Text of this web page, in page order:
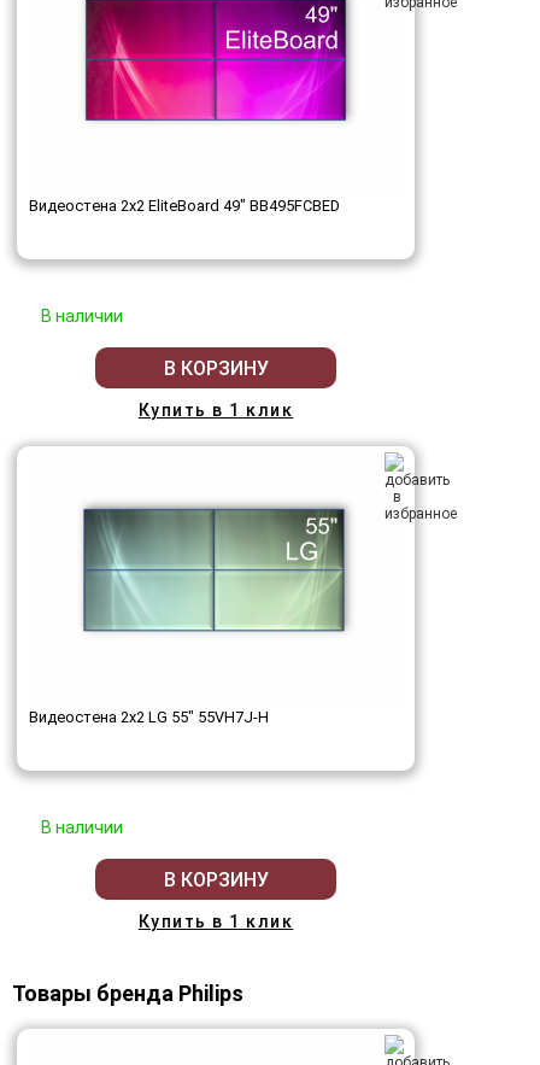
Видеостена 2x2 EliteBoard 49" BB495FCBED
В наличии
В КОРЗИНУ
Купить в 1 клик
Видеостена 2x2 LG 55" 55VH7J-H
В наличии
В КОРЗИНУ
Купить в 1 клик
Товары бренда Philips